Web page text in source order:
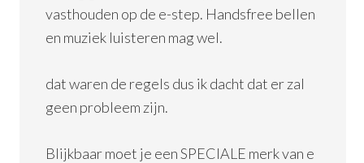
vasthouden op de e-step. Handsfree bellen
en muziek luisteren mag wel.
dat waren de regels dus ik dacht dat er zal
geen probleem zijn.
Blijkbaar moet je een SPECIALE merk van e